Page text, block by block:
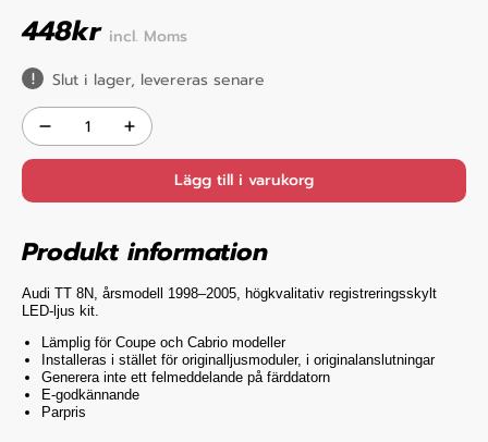
448kr incl. Moms
Slut i lager, levereras senare
Lägg till i varukorg
Produkt information
Audi TT 8N, årsmodell 1998–2005, högkvalitativ registreringsskylt
LED-ljus kit.
Lämplig för Coupe och Cabrio modeller
Installeras i stället för originalljusmoduler, i originalanslutningar
Generera inte ett felmeddelande på färddatorn
E-godkännande
Parpris